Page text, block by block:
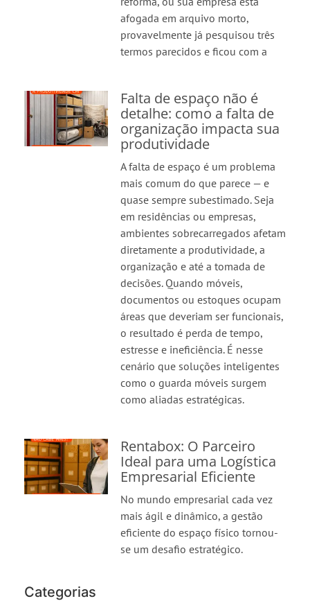
afogada em arquivo morto,
provavelmente já pesquisou três
termos parecidos e ficou com a
Falta de espaço não é
detalhe: como a falta de
organização impacta sua
produtividade
A falta de espaço é um problema
mais comum do que parece — e
quase sempre subestimado. Seja
em residências ou empresas,
ambientes sobrecarregados afetam
diretamente a produtividade, a
organização e até a tomada de
decisões. Quando móveis,
documentos ou estoques ocupam
áreas que deveriam ser funcionais,
o resultado é perda de tempo,
estresse e ineficiência. É nesse
cenário que soluções inteligentes
como o guarda móveis surgem
como aliadas estratégicas.
Rentabox: O Parceiro
Ideal para uma Logística
Empresarial Eficiente
No mundo empresarial cada vez
mais ágil e dinâmico, a gestão
eficiente do espaço físico tornou-
se um desafio estratégico.
Categorias